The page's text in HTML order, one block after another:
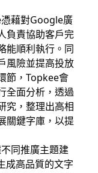
藉對Google廣
負責協助客戶完
能順利執行。同
風險並提高投放
節，Topkee會
全面分析，透過
究，整理出高相
關鍵字庫，以提
同推廣主題建
成高品質的文字